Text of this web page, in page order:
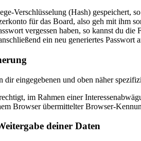
Verschlüsselung (Hash) gespeichert,
für das Board, also geh mit ihm
vergessen haben, so kannst du
ein neu generiertes
dir eingegebenen und oben näher
im Rahmen einer
Browser übermittelter Browser-
deiner Daten